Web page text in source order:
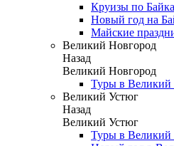
Круизы по
Новый год на
Майские
Великий Новгород
Назад
Великий Новгород
Туры в Великий
Великий Устюг
Назад
Великий Устюг
Туры в Великий